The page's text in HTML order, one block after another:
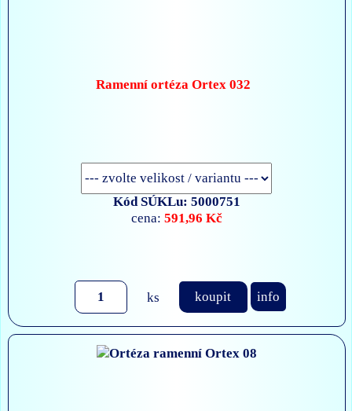
Ramenní ortéza Ortex 032
Kód SÚKLu: 5000751
cena: 591,96 Kč
ks koupit info